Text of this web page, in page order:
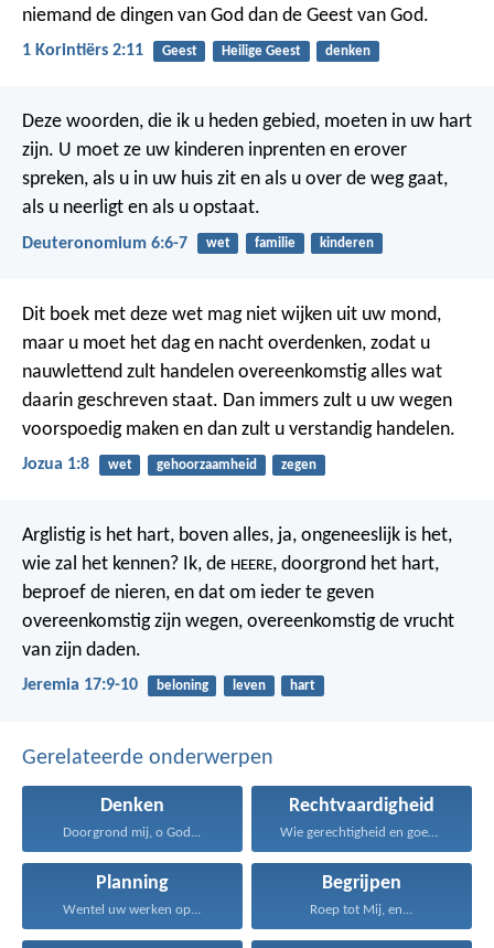
niemand de dingen van God dan de Geest van God.
1 Korintiërs 2:11 Geest Heilige Geest denken
Deze woorden, die ik u heden gebied, moeten in uw hart
zijn. U moet ze uw kinderen inprenten en erover
spreken, als u in uw huis zit en als u over de weg gaat,
als u neerligt en als u opstaat.
Deuteronomium 6:6-7 wet familie kinderen
Dit boek met deze wet mag niet wijken uit uw mond,
maar u moet het dag en nacht overdenken, zodat u
nauwlettend zult handelen overeenkomstig alles wat
daarin geschreven staat. Dan immers zult u uw wegen
voorspoedig maken en dan zult u verstandig handelen.
Jozua 1:8 wet gehoorzaamheid zegen
Arglistig is het hart, boven alles, ja, ongeneeslijk is het,
wie zal het kennen? Ik, de HEERE, doorgrond het hart,
beproef de nieren, en dat om ieder te geven
overeenkomstig zijn wegen, overeenkomstig de vrucht
van zijn daden.
Jeremia 17:9-10 beloning leven hart
Gerelateerde onderwerpen
Denken
Doorgrond mij, o God...
Rechtvaardigheid
Wie gerechtigheid en goedertierenheid...
Planning
Wentel uw werken op...
Begrijpen
Roep tot Mij, en...